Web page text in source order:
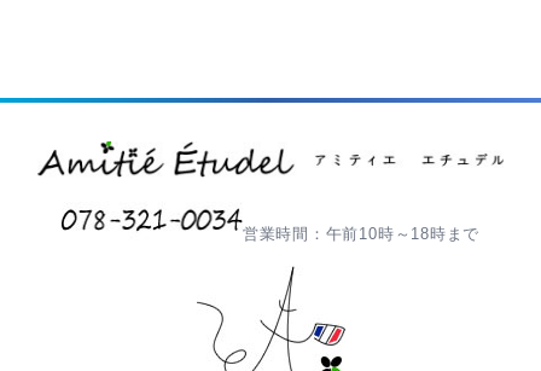
営業時間：午前10時～18時まで